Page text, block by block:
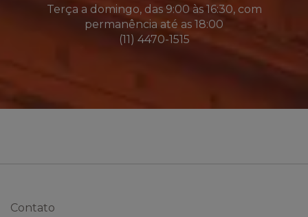
Terça a domingo, das 9:00 às 16:30, com
permanência até as 18:00
(11) 4470-1515
Contato